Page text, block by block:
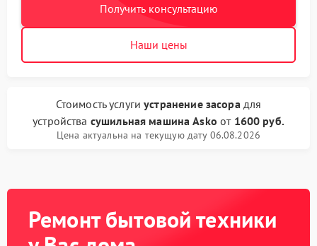
Получить консультацию
Наши цены
Стоимость услугиустранение засора для
устройства сушильная машина Asko от 1600 руб.
Цена актуальна на текущую дату 06.08.2026
Ремонт бытовой техники